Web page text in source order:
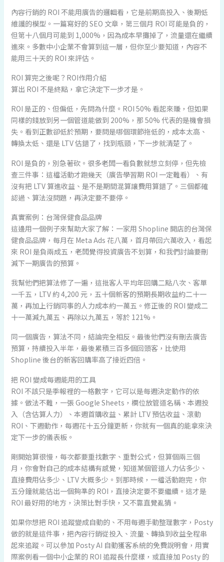
內容行銷的 ROI 不能用廣告的邏輯看，它是前期高投入、後期低
維護的模型。一篇寫好的 SEO 文章，第三個月 ROI 可能是負的，
但第十八個月可能到 1,000%，因為成本早攤掉了，流量還在繼續
進來。多數中小企業不會算到這一層，但你至少要知道，內容不
能用三十天的 ROI 來評估。
ROI 算完之後呢？ROI作用介紹
算出 ROI 不是終點，拿它決定下一步才是。
ROI 是正的、但偏低，先問為什麼。ROI 50% 看起來賺，但如果
同樣的錢放到另一個管道能做到 200%，那 50% 代表的是機會損
失。看到正數卻低於預期，要問是哪個環節拖低的，成本太高、
轉換太低、還是 LTV 估錯了，找到瓶頸，下一步就清楚了。
ROI 是負的，別急著砍。很多老闆一看負數就想立刻停，但先檢
查三件事：這檔活動才跑幾天（廣告學習期 ROI 一定難看）、有
沒有把 LTV 算進收益、是不是期間混算讓費用算錯了。三個都確
認過、算法沒問題，再決定要不要停。
真實案例：台灣保健食品品牌
這邊用一個例子來幫助大家了解：一家用 Shopline 開店的台灣保
健食品品牌，每月在 Meta Ads 花八萬，首月帶回六萬收入，看起
來 ROI 是負兩成五，老闆覺得投資廣告不划算，和我們討論要刪
減下一期廣告的預算。
我幫他們把算法修了一遍，這批客人平均年回購二點八次、客單
一千五，LTV 約 4,200 元，五十個新客的預期長期收益約二十一
萬，再加上行銷同事的人力成本約一萬五。修正後的 ROI 變成二
十一萬減九萬五、再除以九萬五，等於 121%。
同一個廣告，算法不同，結論完全相反。最後他們沒有刪去廣告
預算，持續投入半年，最後累積三百多個回頭客，比使用
Shopline 後台的新客回購率高了接近四倍。
把 ROI 變成每週能用的工具
ROI 不該只是季報裡的一格數字，它可以是每週決定動作的依
據。做法不難，一張 Google Sheets，欄位放管道名稱、本週投
入（含估算人力）、本週首購收益、累計 LTV 預估收益、滾動
ROI、下週動作，每週花十五分鐘更新，你就有一個真的能拿來決
定下一步的儀表板。
剛開始算很慢，每次都要重找數字、重對公式，但算個兩三個
月，你會對自己的成本結構有感覺，知道某個管道人力佔多少、
直接費用佔多少、LTV 大概多少。到那時候，一檔活動跑完，你
五分鐘就能估出一個夠準的 ROI，直接決定要不要繼續。這才是
ROI 最好用的地方，決策比對手快，又不靠直覺亂猜。
如果你想把 ROI 追蹤變成自動的、不用每週手動整理數字，Posty
做的就是這件事，把內容行銷從投入、流量、轉換到收益全程串
起來追蹤。可以參加 Posty AI 自動獲客系統的免費說明會，用實
際案例看一個中小企業的 ROI 追蹤長什麼樣，或直接加 Posty 的